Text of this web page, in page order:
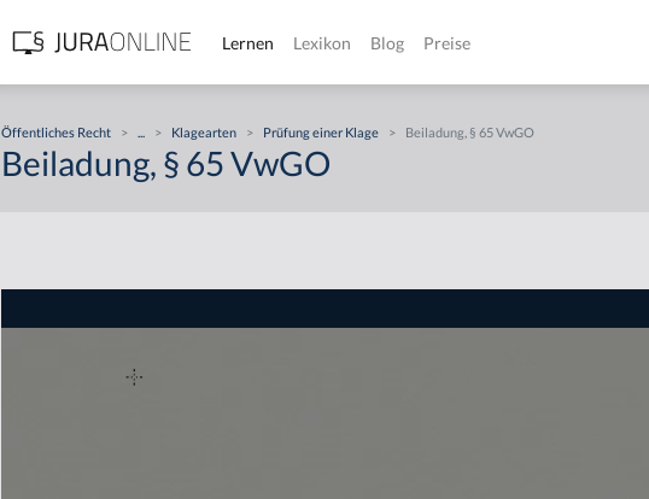
Lernen Lexikon Blog Preise
Öffentliches Recht > ... > Klagearten > Prüfung einer Klage > Beiladung, § 65 VwGO
Beiladung, § 65 VwGO